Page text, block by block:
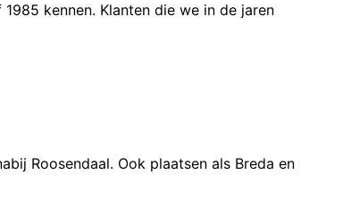
kennen. Klanten die we in de jaren
Roosendaal. Ook plaatsen als Breda en